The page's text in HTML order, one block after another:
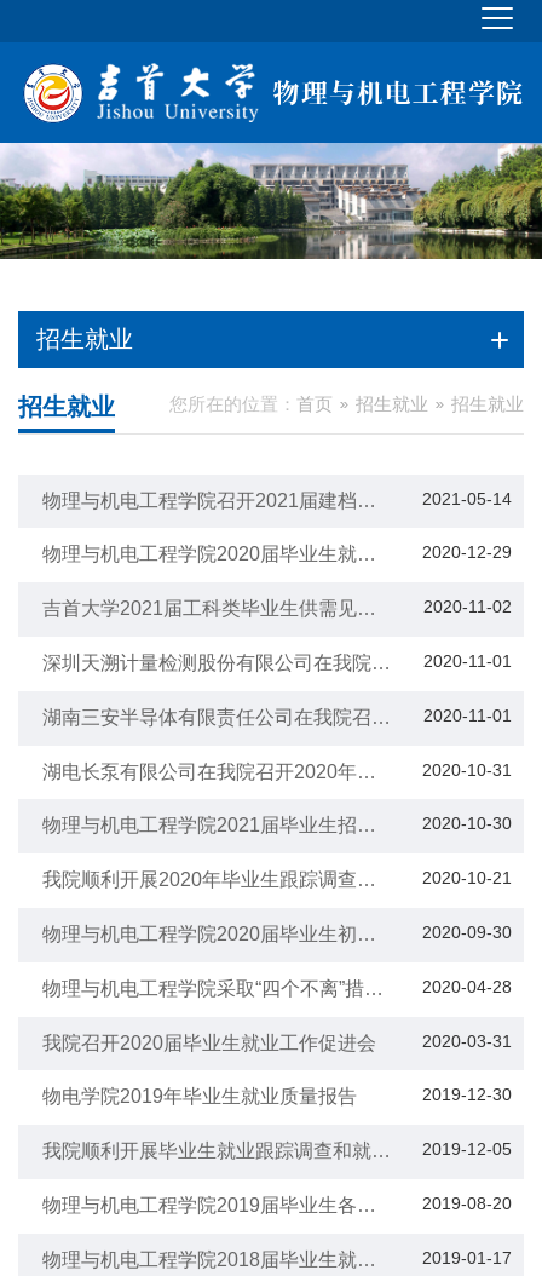
招生就业
您所在的位置： 首页 招生就业 招生就业
招生就业
2021-05-14
物理与机电工程学院召开2021届建档立
2020-12-29
物理与机电工程学院2020届毕业生就业
2020-11-02
吉首大学2021届工科类毕业生供需见面
2020-11-01
深圳天溯计量检测股份有限公司在我院召
2020-11-01
湖南三安半导体有限责任公司在我院召开
2020-10-31
湖电长泵有限公司在我院召开2020年校
2020-10-30
物理与机电工程学院2021届毕业生招聘
2020-10-21
我院顺利开展2020年毕业生跟踪调查和
2020-09-30
物理与机电工程学院2020届毕业生初次
2020-04-28
物理与机电工程学院采取“四个不离”措
作
2020-03-31
我院召开2020届毕业生就业工作促进会
2019-12-30
物电学院2019年毕业生就业质量报告
2019-12-05
我院顺利开展毕业生就业跟踪调查和就业
2019-08-20
物理与机电工程学院2019届毕业生各专
2019-01-17
物理与机电工程学院2018届毕业生就业